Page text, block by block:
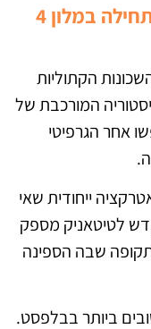
החופשה שלכם בבלפסט מתחילה במלון 4
הקתוליות
המורכבת של
אחר הגרפיטי
ייחודית שאי
לטיטאניק מספק
שבה הספינה
ביותר בבלפסט.